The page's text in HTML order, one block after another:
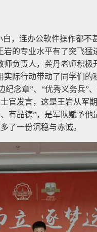
，连办公软件操作都
的专业水平有了突飞
负责人，龚丹老师积
际行动带动了同学们的
纪念章”、“优秀义务兵”
官发言，这是王岩从军
有品德”，是军队赋予
了一份沉稳与赤诚。